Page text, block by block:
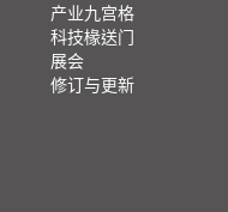
产业九宫格
科技椽送门
展会
修订与更新